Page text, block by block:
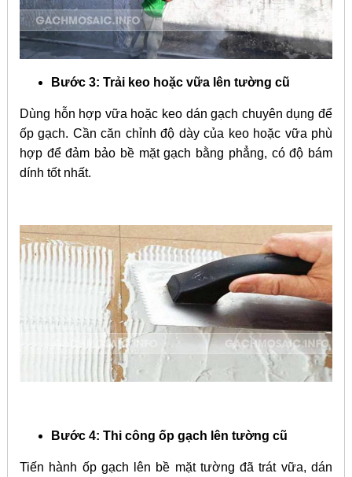
Bước 3: Trải keo hoặc vữa lên tường cũ
Dùng hỗn hợp vữa hoặc keo dán gạch chuyên dụng để
ốp gạch. Cần căn chỉnh độ dày của keo hoặc vữa phù
hợp để đảm bảo bề mặt gạch bằng phẳng, có độ bám
dính tốt nhất.
Bước 4: Thi công ốp gạch lên tường cũ
Tiến hành ốp gạch lên bề mặt tường đã trát vữa, dán